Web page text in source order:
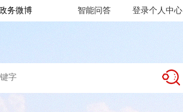
务微博 智能问答 登录个人中心